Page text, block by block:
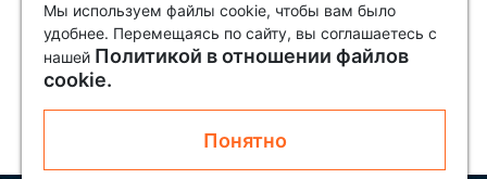
Мы используем файлы cookie, чтобы вам было
удобнее. Перемещаясь по сайту, вы соглашаетесь с
нашей Политикой в отношении файлов
cookie.
Понятно